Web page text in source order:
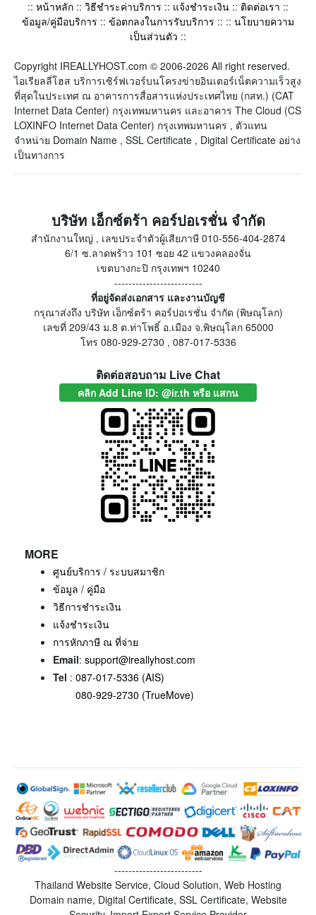
:: หน้าหลัก :: วิธีชำระค่าบริการ :: แจ้งชำระเงิน :: ติดต่อเรา ::
ข้อมูล/คู่มือบริการ :: ข้อตกลงในการรับบริการ :: :: นโยบายความ
เป็นส่วนตัว ::
Copyright IREALLYHOST.com © 2006-2026 All right reserved.
ไอเรียลลี่โฮส บริการเซิร์ฟเวอร์บนโครงข่ายอินเตอร์เน็ตความเร็วสูง
ที่สุดในประเทศ ณ อาคารการสื่อสารแห่งประเทศไทย (กสท.) (CAT
Internet Data Center) กรุงเทพมหานคร และอาคาร The Cloud (CS
LOXINFO Internet Data Center) กรุงเทพมหานคร , ตัวแทน
จำหน่าย Domain Name , SSL Certificate , Digital Certificate อย่าง
เป็นทางการ
บริษัท เอ็กซ์ตร้า คอร์ปอเรชั่น จำกัด
สำนักงานใหญ่ , เลขประจำตัวผู้เสียภาษี 010-556-404-2874
6/1 ซ.ลาดพร้าว 101 ซอย 42 แขวงคลองจั่น
เขตบางกะปิ กรุงเทพฯ 10240
-------------------------
ที่อยู่จัดส่งเอกสาร และงานบัญชี
กรุณาส่งถึง บริษัท เอ็กซ์ตร้า คอร์ปอเรชั่น จำกัด (พิษณุโลก)
เลขที่ 209/43 ม.8 ต.ท่าโพธิ์ อ.เมือง จ.พิษณุโลก 65000
โทร 080-929-2730 , 087-017-5336
ติดต่อสอบถาม Live Chat
คลิก Add Line ID: @ir.th หรือ แสกน
MORE
ศูนย์บริการ / ระบบสมาชิก
ข้อมูล / คู่มือ
วิธีการชำระเงิน
แจ้งชำระเงิน
การหักภาษี ณ ที่จ่าย
Email: support@ireallyhost.com
Tel : 087-017-5336 (AIS)
080-929-2730 (TrueMove)
-------------------------
Thailand Website Service, Cloud Solution, Web Hosting
Domain name, Digital Certificate, SSL Certificate, Website